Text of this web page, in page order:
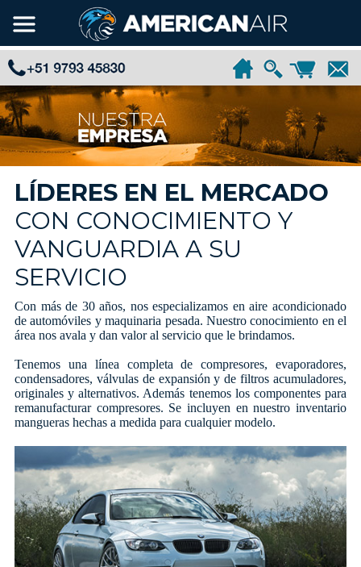
LÍDERES EN EL MERCADO
CON CONOCIMIENTO Y
VANGUARDIA A SU
SERVICIO
Con más de 30 años, nos especializamos en aire acondicionado
de automóviles y maquinaria pesada. Nuestro conocimiento en el
área nos avala y dan valor al servicio que le brindamos.
Tenemos una línea completa de compresores, evaporadores,
condensadores, válvulas de expansión y de filtros acumuladores,
originales y alternativos. Además tenemos los componentes para
remanufacturar compresores. Se incluyen en nuestro inventario
mangueras hechas a medida para cualquier modelo.